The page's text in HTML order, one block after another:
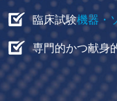
臨床試験機器・
専門的かつ献身